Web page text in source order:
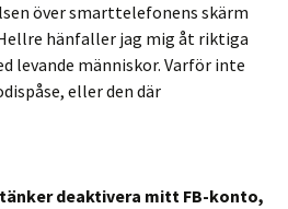
över smarttelefonens skärm
hänfaller jag mig åt riktiga
levande människor. Varför inte
eller den där
deaktivera mitt FB-konto,